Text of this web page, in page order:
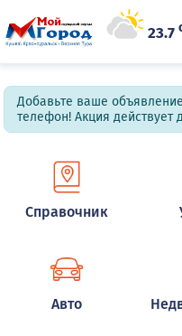
23.7
Добавьте ваше
телефон! Акция действует
Справочник
Авто